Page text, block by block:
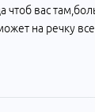
чтоб вас
на речку